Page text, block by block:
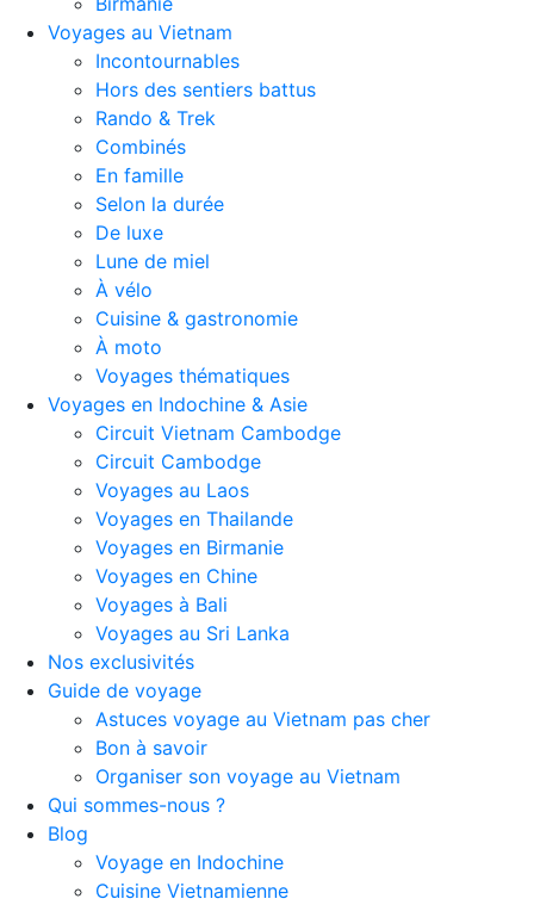
Voyages au Vietnam
Incontournables
Hors des sentiers battus
Rando & Trek
Combinés
En famille
Selon la durée
De luxe
Lune de miel
À vélo
Cuisine & gastronomie
À moto
Voyages thématiques
Voyages en Indochine & Asie
Circuit Vietnam Cambodge
Circuit Cambodge
Voyages au Laos
Voyages en Thailande
Voyages en Birmanie
Voyages en Chine
Voyages à Bali
Voyages au Sri Lanka
Nos exclusivités
Guide de voyage
Astuces voyage au Vietnam pas cher
Bon à savoir
Organiser son voyage au Vietnam
Qui sommes-nous ?
Blog
Voyage en Indochine
Cuisine Vietnamienne